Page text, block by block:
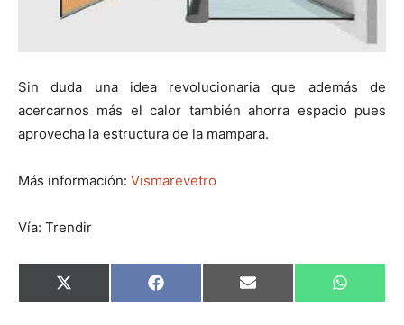
Sin duda una idea revolucionaria que además de
acercarnos más el calor también ahorra espacio pues
aprovecha la estructura de la mampara.
Más información: Vismarevetro
Vía: Trendir
C
o
X
(
C
o
F
a
C
o
E
m
C
o
W
h